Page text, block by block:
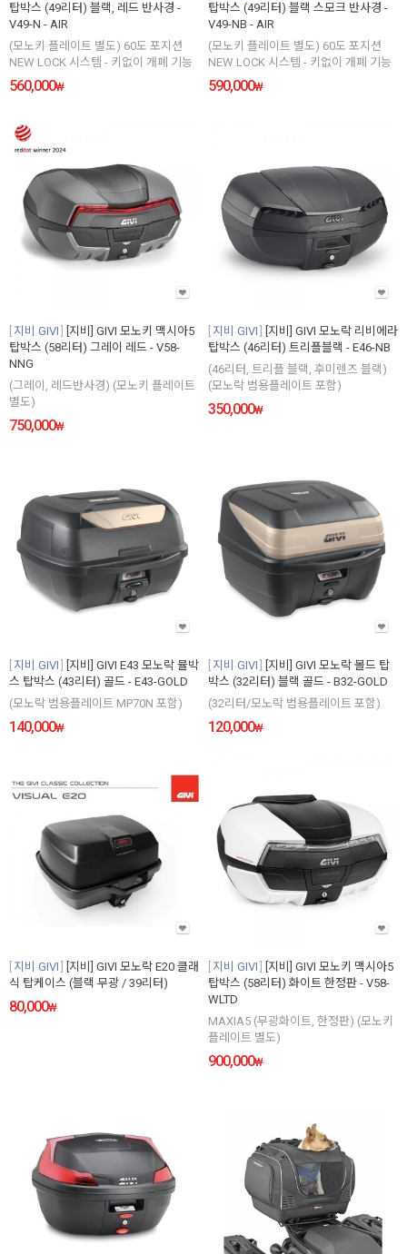
탑박스 (49리터) 블랙, 레드 반사경 -
V49-N - AIR
(모노키 플레이트 별도) 60도 포지션
NEW LOCK 시스템 - 키없이 개폐 기능
560,000₩
탑박스 (49리터) 블랙 스모크 반사경 -
V49-NB - AIR
(모노키 플레이트 별도) 60도 포지션
NEW LOCK 시스템 - 키없이 개폐 기능
590,000₩
지비 GIVI
[지비] GIVI 모노키 맥시아5
탑박스 (58리터) 그레이 레드 - V58-
NNG
(그레이, 레드반사경) (모노키 플레이트
별도)
750,000₩
지비 GIVI
[지비] GIVI 모노락 리비에라
탑박스 (46리터) 트리플블랙 - E46-NB
(46리터, 트리플 블랙, 후미렌즈 블랙)
(모노락 범용플레이트 포함)
350,000₩
지비 GIVI
[지비] GIVI E43 모노락 뮬박
스 탑박스 (43리터) 골드 - E43-GOLD
(모노락 범용플레이트 MP70N 포함)
140,000₩
지비 GIVI
[지비] GIVI 모노락 볼드 탑
박스 (32리터) 블랙 골드 - B32-GOLD
(32리터/모노락 범용플레이트 포함)
120,000₩
지비 GIVI
[지비] GIVI 모노락 E20 클래
식 탑케이스 (블랙 무광 / 39리터)
80,000₩
지비 GIVI
[지비] GIVI 모노키 맥시아5
탑박스 (58리터) 화이트 한정판 - V58-
WLTD
MAXIA5 (무광화이트, 한정판) (모노키
플레이트 별도)
900,000₩